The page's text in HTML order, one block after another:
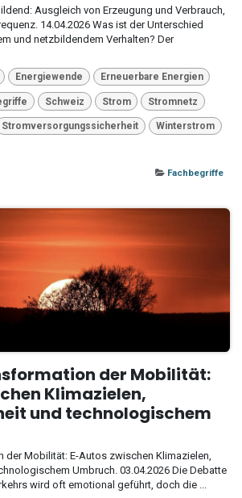
Ausgleich von Erzeugung und Verbrauch,
14.04.2026 Was ist der Unterschied
und netzbildendem Verhalten? Der
Energiewende Erneuerbare Energien
Schweiz Strom Stromnetz
Stromversorgungssicherheit Winterstrom
Fachbegriffe
der Mobilität:
Klimazielen,
und technologischem
der Mobilität: E-Autos zwischen Klimazielen,
Umbruch. 03.04.2026 Die Debatte
wird oft emotional geführt, doch die ...